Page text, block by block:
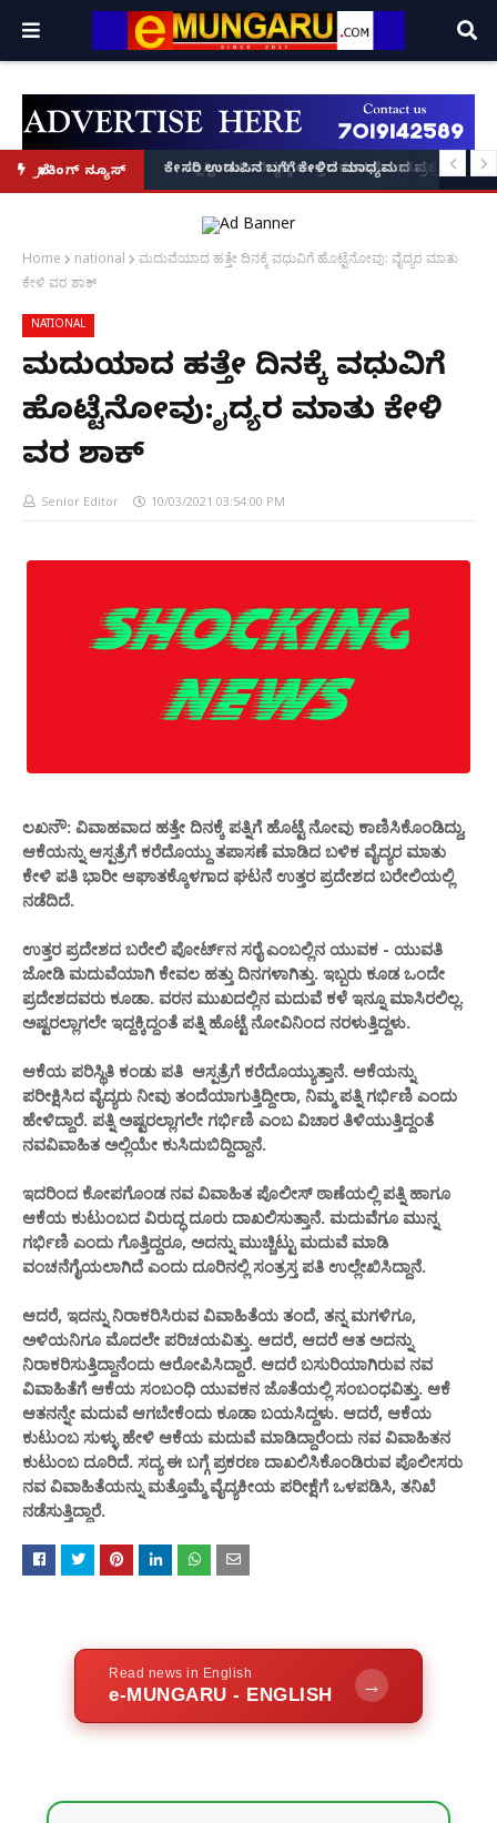
ಬ್ರೇಕಿಂಗ್ ನ್ಯೂಸ್
ಫೋಟೋ ವೈರಲ್!₹50 ಕೋಟಿ ಟರ್ನೋವರ್ ಗಳಿಸಿದ ಕನ್ನಡಿಗನ 'ಬ್ಯಾಂಬ್ರೂ' ಕಥೆ!
ಕೇಸರಿ ಉಡುಪಿನ ಬಗೆಗೆ ಕೇಳಿದ ಮಾಧ್ಯಮದ ಪ್ರಶ್ನೆಗೆ ಖಡಕ್
Home national
ಮದುವೆಯಾದ ಹತ್ತೇ ದಿನಕ್ಕೆ ವಧುವಿಗೆ ಹೊಟ್ಟೆನೋವು: ವೈದ್ಯರ ಮಾತು
ಕೇಳಿ ವರ ಶಾಕ್
NATIONAL
ಮದುವೆಯಾದ ಹತ್ತೇ ದಿನಕ್ಕೆ ವಧುವಿಗೆ
ಹೊಟ್ಟೆನೋವು: ವೈದ್ಯರ ಮಾತು ಕೇಳಿ
ವರ ಶಾಕ್
Senior Editor 10/03/2021 03:54:00 PM
ಲಖನೌ: ವಿವಾಹವಾದ ಹತ್ತೇ ದಿನಕ್ಕೆ ಪತ್ನಿಗೆ ಹೊಟ್ಟೆ ನೋವು ಕಾಣಿಸಿಕೊಂಡಿದ್ದು,
ಆಕೆಯನ್ನು ಆಸ್ಪತ್ರೆಗೆ ಕರೆದೊಯ್ದು ತಪಾಸಣೆ ಮಾಡಿದ ಬಳಿಕ ವೈದ್ಯರ ಮಾತು
ಕೇಳಿ ಪತಿ ಭಾರೀ ಆಘಾತಕ್ಕೊಳಗಾದ ಘಟನೆ ಉತ್ತರ ಪ್ರದೇಶದ ಬರೇಲಿಯಲ್ಲಿ
ನಡೆದಿದೆ.
ಉತ್ತರ ಪ್ರದೇಶದ ಬರೇಲಿ ಪೋರ್ಟ್​ನ ಸರೈ ಎಂಬಲ್ಲಿನ ಯುವಕ - ಯುವತಿ
ಜೋಡಿ ಮದುವೆಯಾಗಿ ಕೇವಲ ಹತ್ತು ದಿನಗಳಾಗಿತ್ತು. ಇಬ್ಬರು ಕೂಡ ಒಂದೇ
ಪ್ರದೇಶದವರು ಕೂಡಾ. ವರನ ಮುಖದಲ್ಲಿನ ಮದುವೆ ಕಳೆ ಇನ್ನೂ ಮಾಸಿರಲಿಲ್ಲ.
ಅಷ್ಟರಲ್ಲಾಗಲೇ ಇದ್ದಕ್ಕಿದ್ದಂತೆ ಪತ್ನಿ ಹೊಟ್ಟೆ ನೋವಿನಿಂದ ನರಳುತ್ತಿದ್ದಳು.
ಆಕೆಯ ಪರಿಸ್ಥಿತಿ ಕಂಡು ಪತಿ ಆಸ್ಪತ್ರೆಗೆ ಕರೆದೊಯ್ಯುತ್ತಾನೆ. ಆಕೆಯನ್ನು
ಪರೀಕ್ಷಿಸಿದ ವೈದ್ಯರು ನೀವು ತಂದೆಯಾಗುತ್ತಿದ್ದೀರಾ, ನಿಮ್ಮ ಪತ್ನಿ ಗರ್ಭಿಣಿ ಎಂದು
ಹೇಳಿದ್ದಾರೆ. ಪತ್ನಿ ಅಷ್ಟರಲ್ಲಾಗಲೇ ಗರ್ಭಿಣಿ ಎಂಬ ವಿಚಾರ ತಿಳಿಯುತ್ತಿದ್ದಂತೆ
ನವವಿವಾಹಿತ ಅಲ್ಲಿಯೇ ಕುಸಿದುಬಿದ್ದಿದ್ದಾನೆ.
ಇದರಿಂದ ಕೋಪಗೊಂಡ ನವ ವಿವಾಹಿತ ಪೊಲೀಸ್​ ಠಾಣೆಯಲ್ಲಿ ಪತ್ನಿ ಹಾಗೂ
ಆಕೆಯ ಕುಟುಂಬದ ವಿರುದ್ಧ ದೂರು ದಾಖಲಿಸುತ್ತಾನೆ. ಮದುವೆಗೂ ಮುನ್ನ
ಗರ್ಭಿಣಿ ಎಂದು ಗೊತ್ತಿದ್ದರೂ, ಅದನ್ನು ಮುಚ್ಚಿಟ್ಟು ಮದುವೆ ಮಾಡಿ
ವಂಚನೆಗೈಯಲಾಗಿದೆ ಎಂದು ದೂರಿನಲ್ಲಿ ಸಂತ್ರಸ್ತ ಪತಿ ಉಲ್ಲೇಖಿಸಿದ್ದಾನೆ.
ಆದರೆ, ಇದನ್ನು ನಿರಾಕರಿಸಿರುವ ವಿವಾಹಿತೆಯ ತಂದೆ, ತನ್ನ ಮಗಳಿಗೂ,
ಅಳಿಯನಿಗೂ ಮೊದಲೇ ಪರಿಚಯವಿತ್ತು. ಆದರೆ, ಆದರೆ ಆತ ಅದನ್ನು
ನಿರಾಕರಿಸುತ್ತಿದ್ದಾನೆಂದು ಆರೋಪಿಸಿದ್ದಾರೆ. ಆದರೆ ಬಸುರಿಯಾಗಿರುವ ನವ
ವಿವಾಹಿತೆಗೆ ಆಕೆಯ ಸಂಬಂಧಿ ಯುವಕನ ಜೊತೆಯಲ್ಲಿ ಸಂಬಂಧವಿತ್ತು. ಆಕೆ
ಆತನನ್ನೇ ಮದುವೆ ಆಗಬೇಕೆಂದು ಕೂಡಾ ಬಯಸಿದ್ದಳು. ಆದರೆ, ಆಕೆಯ
ಕುಟುಂಬ ಸುಳ್ಳು ಹೇಳಿ ಆಕೆಯ ಮದುವೆ ಮಾಡಿದ್ದಾರೆಂದು ನವ ವಿವಾಹಿತನ
ಕುಟುಂಬ ದೂರಿದೆ. ಸದ್ಯ ಈ ಬಗ್ಗೆ ಪ್ರಕರಣ ದಾಖಲಿಸಿಕೊಂಡಿರುವ ಪೊಲೀಸರು
ನವ ವಿವಾಹಿತೆಯನ್ನು ಮತ್ತೊಮ್ಮೆ ವೈದ್ಯಕೀಯ ಪರೀಕ್ಷೆಗೆ ಒಳಪಡಿಸಿ, ತನಿಖೆ
ನಡೆಸುತ್ತಿದ್ದಾರೆ.
Read news in English
e-MUNGARU - ENGLISH →